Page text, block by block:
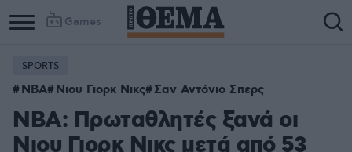
Games
SPORTS
NBA Νιου Γιορκ Νικς Σαν Αντόνιο Σπερς
NBA: Πρωταθλητές ξανά οι
Νιου Γιορκ Νικς μετά από 53